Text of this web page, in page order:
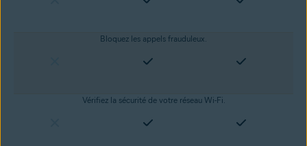
Bloquez les appels frauduleux.
Vérifiez la sécurité de votre réseau Wi-Fi.